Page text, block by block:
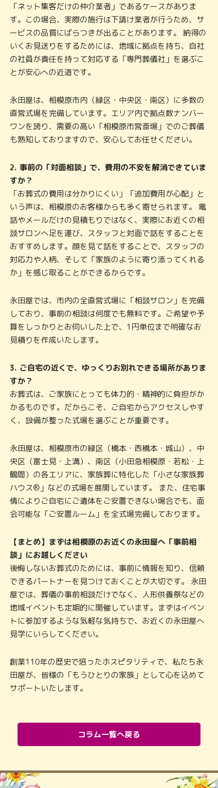
「ネット集客だけの仲介業者」であるケースがありま
す。この場合、実際の施行は下請け業者が行うため、サ
ービスの品質にばらつきが出ることがあります。 納得の
いくお見送りをするためには、地域に拠点を持ち、自社
の社員が責任を持って対応する「専門葬儀社」を選ぶこ
とが安心への近道です。
永田屋は、相模原市内（緑区・中央区・南区）に多数の
直営式場を完備しています。エリア内で拠点数ナンバー
ワンを誇り、需要の高い「相模原市営斎場」でのご葬儀
も熟知しておりますので、安心してお任せください。
2. 事前の「対面相談」で、費用の不安を解消できていま
すか？
「お葬式の費用は分かりにくい」「追加費用が心配」と
いう声は、相模原のお客様からも多く寄せられます。 電
話やメールだけの見積もりではなく、実際にお近くの相
談サロンへ足を運び、スタッフと対面で話をすることを
おすすめします。顔を見て話をすることで、スタッフの
対応力や人柄、そして「家族のように寄り添ってくれる
か」を感じ取ることができるからです。
永田屋では、市内の全直営式場に「相談サロン」を完備
しており、事前の相談は何度でも無料です。ご希望や予
算をしっかりとお伺いした上で、1円単位まで明確なお
見積りを作成いたします。
3. ご自宅の近くで、ゆっくりお別れできる場所がありま
すか？
お葬式は、ご家族にとっても体力的・精神的に負担がか
かるものです。だからこそ、ご自宅からアクセスしやす
く、設備が整った式場を選ぶことが重要です。
永田屋は、相模原市の緑区（橋本・西橋本・城山）、中
央区（富士見・上溝）、南区（小田急相模原・若松・上
鶴間）の各エリアに、家族葬に特化した「小さな家族葬
ハウス®」などの式場を展開しています。 また、住宅事
情によりご自宅にご遺体をご安置できない場合でも、面
会可能な「ご安置ルーム」を全式場完備しております。
【まとめ】まずは相模原のお近くの永田屋へ「事前相
談」にお越しください
後悔しないお葬式のためには、事前に情報を知り、信頼
できるパートナーを見つけておくことが大切です。 永田
屋では、葬儀の事前相談だけでなく、人形供養祭などの
地域イベントも定期的に開催しています。まずはイベン
トに参加するような気軽な気持ちで、お近くの永田屋へ
見学にいらしてください。
創業110年の歴史で培ったホスピタリティで、私たち永
田屋が、皆様の「もうひとりの家族」として心を込めて
サポートいたします。
コラム一覧へ戻る